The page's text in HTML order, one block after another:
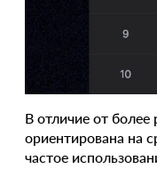
В отличие от
ориентирована на
частое